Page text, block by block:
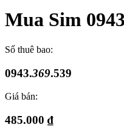
Mua Sim
Số thuê bao:
0943.369.539
Giá bán:
485.000 ₫